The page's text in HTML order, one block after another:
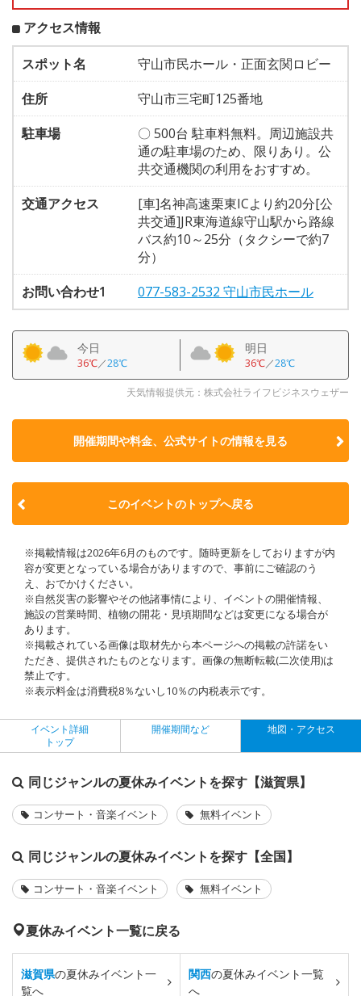
アクセス情報
スポット名
守山市民ホール・正面玄関ロビー
住所
守山市三宅町125番地
駐車場
〇 500台 駐車料無料。周辺施設共
通の駐車場のため、限りあり。公
共交通機関の利用をおすすめ。
交通アクセス
[車]名神高速栗東ICより約20分[公
共交通]JR東海道線守山駅から路線
バス約10～25分（タクシーで約7
分）
お問い合わせ1
077-583-2532 守山市民ホール
今日
36℃／28℃
明日
36℃／28℃
天気情報提供元：株式会社ライフビジネスウェザー
開催期間や料金、公式サイトの情報を見る
このイベントのトップへ戻る
※掲載情報は2026年6月のものです。随時更新をしておりますが内
容が変更となっている場合がありますので、事前にご確認のう
え、おでかけください。
※自然災害の影響やその他諸事情により、イベントの開催情報、
施設の営業時間、植物の開花・見頃期間などは変更になる場合が
あります。
※掲載されている画像は取材先から本ページへの掲載の許諾をい
ただき、提供されたものとなります。画像の無断転載(二次使用)は
禁止です。
※表示料金は消費税8％ないし10％の内税表示です。
イベント詳細
トップ
開催期間など 地図・アクセス
同じジャンルの夏休みイベントを探す【滋賀県】
コンサート・音楽イベント 無料イベント
同じジャンルの夏休みイベントを探す【全国】
コンサート・音楽イベント 無料イベント
夏休みイベント一覧に戻る
滋賀県の夏休みイベント一
覧へ
関西の夏休みイベント一覧
へ